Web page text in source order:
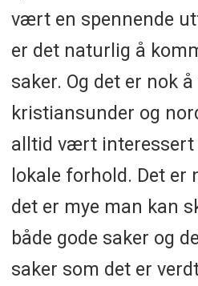
vært en spennende
er det naturlig å
saker. Og det er nok
kristiansunder og
alltid vært interessert
lokale forhold. Det er
det er mye man kan
både gode saker og
saker som det er